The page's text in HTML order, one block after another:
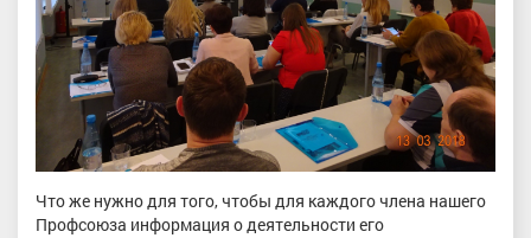
Что же нужно для того, чтобы для каждого члена нашего
Профсоюза информация о деятельности его